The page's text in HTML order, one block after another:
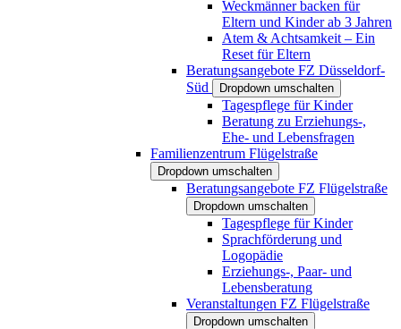
Weckmänner backen für
Eltern und Kinder ab 3 Jahren
Atem & Achtsamkeit – Ein
Reset für Eltern
Beratungsangebote FZ Düsseldorf-
Süd
Dropdown umschalten
Tagespflege für Kinder
Beratung zu Erziehungs-,
Ehe- und Lebensfragen
Familienzentrum Flügelstraße
Dropdown umschalten
Beratungsangebote FZ Flügelstraße
Dropdown umschalten
Tagespflege für Kinder
Sprachförderung und
Logopädie
Erziehungs-, Paar- und
Lebensberatung
Veranstaltungen FZ Flügelstraße
Dropdown umschalten